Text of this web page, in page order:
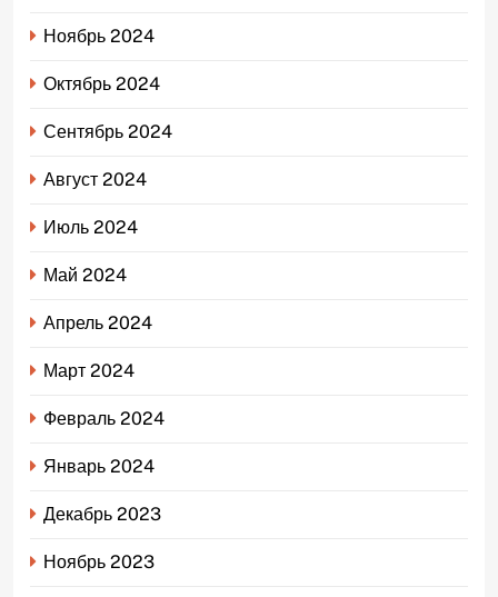
Ноябрь 2024
Октябрь 2024
Сентябрь 2024
Август 2024
Июль 2024
Май 2024
Апрель 2024
Март 2024
Февраль 2024
Январь 2024
Декабрь 2023
Ноябрь 2023